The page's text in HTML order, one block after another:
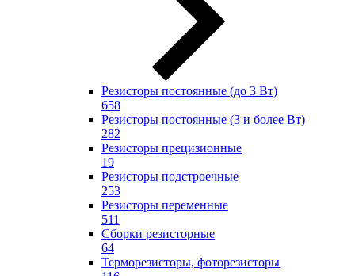
Резисторы постоянные (до 3 Вт)
658
Резисторы постоянные (3 и более Вт)
282
Резисторы прецизионные
19
Резисторы подстроечные
253
Резисторы переменные
511
Сборки резисторные
64
Терморезисторы, фоторезисторы